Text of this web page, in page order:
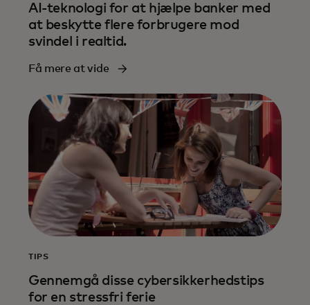
AI-teknologi for at hjælpe banker med
at beskytte flere forbrugere mod
svindel i realtid.
Få mere at vide
TIPS
Gennemgå disse cybersikkerhedstips
for en stressfri ferie